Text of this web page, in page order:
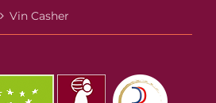
Vin Casher